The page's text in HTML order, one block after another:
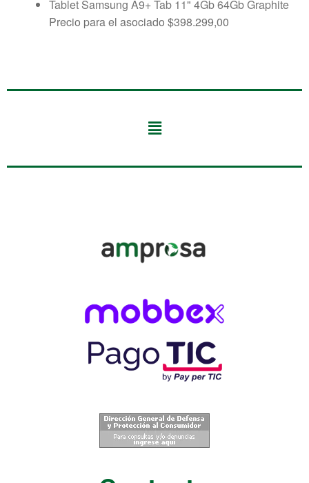
Tablet Samsung A9+ Tab 11" 4Gb 64Gb Graphite
Precio para el asociado $398.299,00